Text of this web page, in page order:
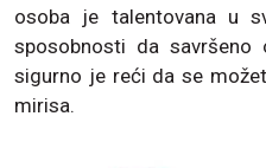
osoba je talentovana u
sposobnosti da savršeno
sigurno je reći da se
mirisa.